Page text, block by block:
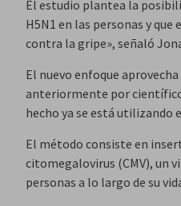
El estudio plantea la
H5N1 en las personas y que
contra la gripe», señaló
El nuevo enfoque
anteriormente por
hecho ya se está utilizando
El método consiste en
citomegalovirus (CMV), un
personas a lo largo de su